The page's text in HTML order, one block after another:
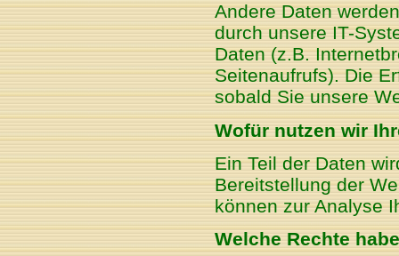
Andere Daten
durch unsere IT-
Daten (z.B.
Seitenaufrufs). Die
sobald Sie unsere
Wofür nutzen wir
Ein Teil der Daten
Bereitstellung der
können zur Analyse
Welche Rechte